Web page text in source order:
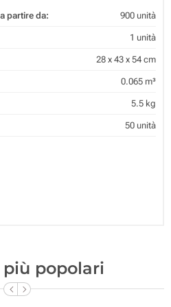
partire da: 900 unità
1 unità
28 x 43 x 54 cm
0.065 m³
5.5 kg
50 unità
popolari